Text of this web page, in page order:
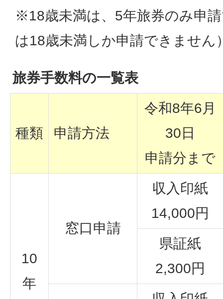
※18歳未満は、5年旅券のみ申
は18歳未満しか申請できません
旅券手数料の一覧表
種類 申請方法
令和8年6月
30日
申請分まで
10
年
窓口申請
収入印紙
14,000円
県証紙
2,300円